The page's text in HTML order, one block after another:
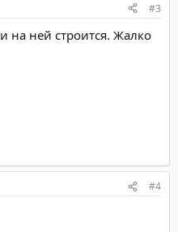
#3
на ней строится. Жалко
#4